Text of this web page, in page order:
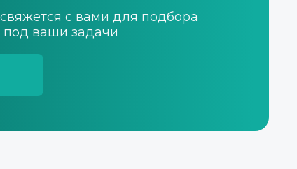
с вами для подбора
ваши задачи